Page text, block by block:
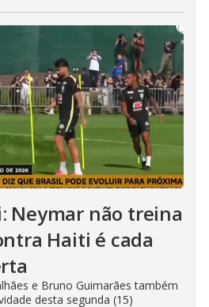
Neymar não treina
Haiti é cada
e Bruno Guimarães também
desta segunda (15)